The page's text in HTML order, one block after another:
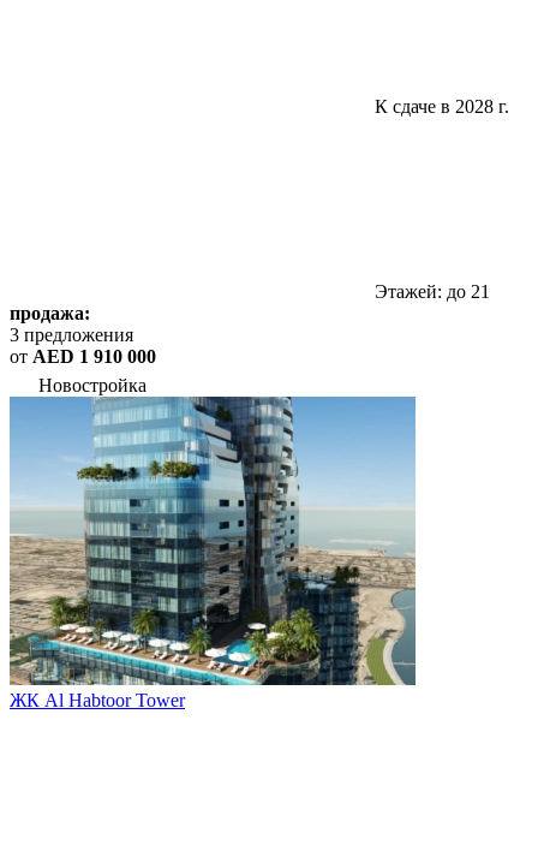
К сдаче в 2028 г.
Этажей: до 21
продажа:
3 предложения
от AED 1 910 000
Новостройка
ЖК Al Habtoor Tower